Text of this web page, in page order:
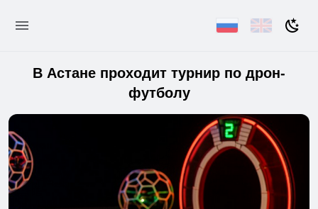
В Астане проходит турнир по дрон-
футболу